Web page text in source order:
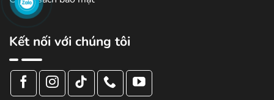
Kết nối với chúng tôi